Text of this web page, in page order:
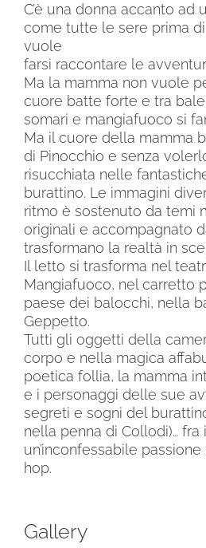
C’è una donna accanto ad
come tutte le sere prima
vuole
farsi raccontare le
Ma la mamma non vuole
cuore batte forte e tra
somari e mangiafuoco si
Ma il cuore della mamma
di Pinocchio e senza
risucchiata nelle
burattino. Le immagini
ritmo è sostenuto da temi
originali e accompagnato
trasformano la realtà in
Il letto si trasforma nel
Mangiafuoco, nel carretto
paese dei balocchi, nella
Geppetto.
Tutti gli oggetti della
corpo e nella magica
poetica follia, la mamma
e i personaggi delle sue
segreti e sogni del
nella penna di Collodi)… fra
un’inconfessabile
hop.
Gallery